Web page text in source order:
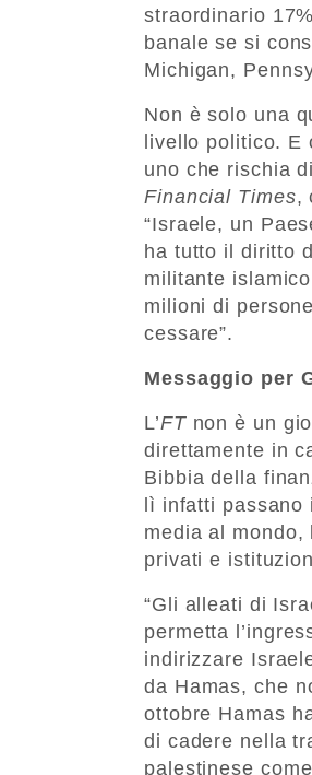
straordinario
banale se si
Michigan,
Non è solo una
livello politico. E
uno che rischia
Financial Times,
“Israele, un
ha tutto il diritto
militante
milioni di
cessare”.
Messaggio per
L’FTnon è un
direttamente in
Bibbia della
lì infatti passano
media al mondo,
privati e
“Gli alleati di
permetta
indirizzare
da Hamas, che
ottobre Hamas
di cadere nella
palestinese